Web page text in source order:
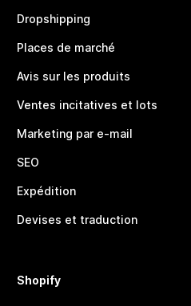
Dropshipping
Places de marché
Avis sur les produits
Ventes incitatives et lots
Marketing par e-mail
SEO
Expédition
Devises et traduction
Shopify